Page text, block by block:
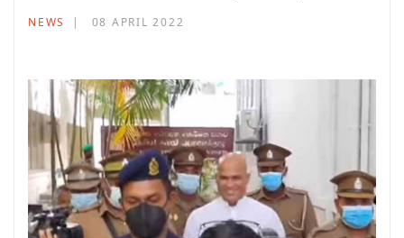
NEWS 08 APRIL 2022